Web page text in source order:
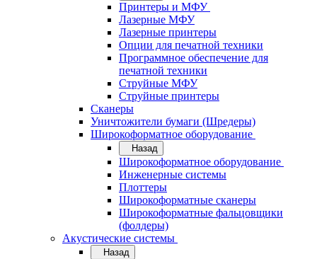
Принтеры и МФУ
Лазерные МФУ
Лазерные принтеры
Опции для печатной техники
Программное обеспечение для
печатной техники
Струйные МФУ
Струйные принтеры
Сканеры
Уничтожители бумаги (Шредеры)
Широкоформатное оборудование
Назад
Широкоформатное оборудование
Инженерные системы
Плоттеры
Широкоформатные сканеры
Широкоформатные фальцовщики
(фолдеры)
Акустические системы
Назад